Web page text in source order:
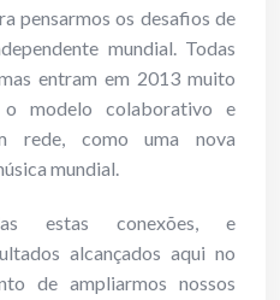
pensarmos os desafios de
mundial. Todas
entram em 2013 muito
modelo colaborativo e
rede, como uma nova
mundial.
estas conexões, e
alcançados aqui no
de ampliarmos nossos